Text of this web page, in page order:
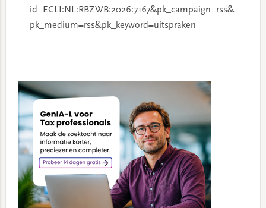
id=ECLI:NL:RBZWB:2026:7167&pk_campaign=rss&
pk_medium=rss&pk_keyword=uitspraken
Sidebar